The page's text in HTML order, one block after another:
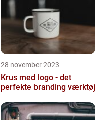
28 november 2023
Krus med logo - det
perfekte branding værktøj